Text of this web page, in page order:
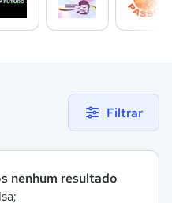
Filtrar
nenhum resultado